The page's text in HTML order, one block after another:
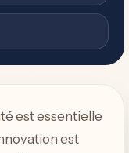
est essentielle
est